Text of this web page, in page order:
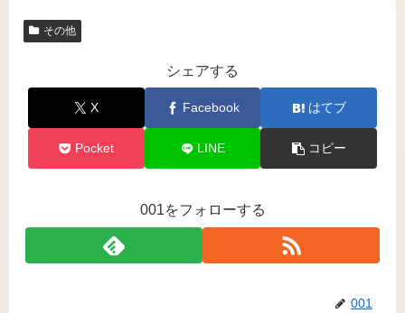
その他
シェアする
X Facebook はてブ
Pocket LINE コピー
001をフォローする
001